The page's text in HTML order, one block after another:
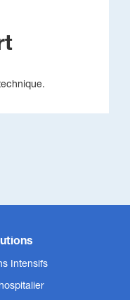
Intensifs